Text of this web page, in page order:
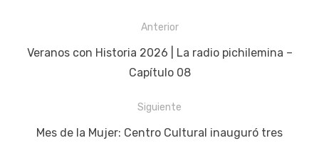
de
Anterior
Publicación
Veranos con Historia 2026 | La radio pichilemina –
Capítulo 08
Siguiente
Siguiente
Mes de la Mujer: Centro Cultural inauguró tres